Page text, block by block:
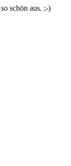
schön aus. ;-)